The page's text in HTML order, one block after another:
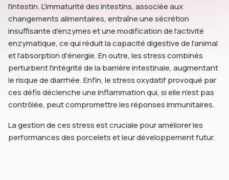
l'intestin. L'immaturité des intestins, associée aux
changements alimentaires, entraîne une sécrétion
insuffisante d'enzymes et une modification de l'activité
enzymatique, ce qui réduit la capacité digestive de l'animal
et l'absorption d'énergie. En outre, les stress combinés
perturbent l'intégrité de la barrière intestinale, augmentant
le risque de diarrhée. Enfin, le stress oxydatif provoqué par
ces défis déclenche une inflammation qui, si elle n'est pas
contrôlée, peut compromettre les réponses immunitaires.
La gestion de ces stress est cruciale pour améliorer les
performances des porcelets et leur développement futur.